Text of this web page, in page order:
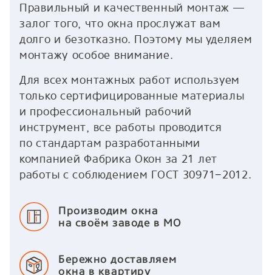
Правильный и качественный монтаж —
залог того, что окна прослужат вам
долго и безотказно. Поэтому мы уделяем
монтажу особое внимание.
Для всех монтажных работ используем
только сертифицированные материалы
и профессиональный рабочий
инструмент, все работы проводится
по стандартам разработанными
компанией Фабрика Окон за 21 лет
работы с соблюдением ГОСТ 30971−2012.
Производим окна
на своём заводе в МО
Бережно доставляем
окна в квартиру